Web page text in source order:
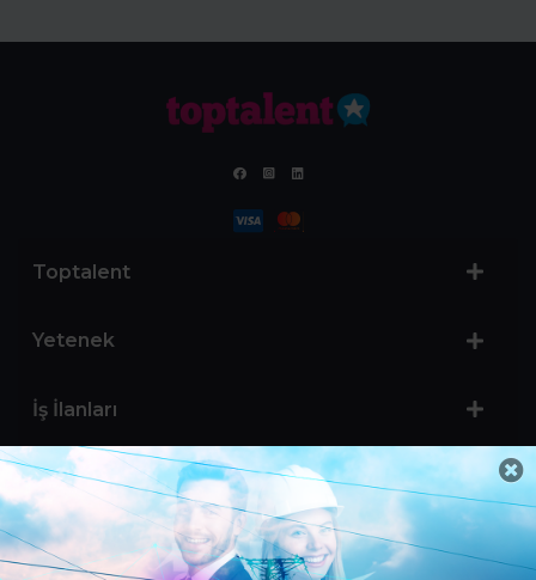
Toptalent
Yetenek
İş İlanları
Sertifika Programları
Yetenek Testleri